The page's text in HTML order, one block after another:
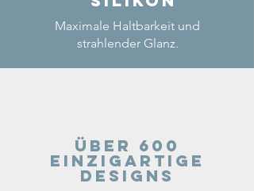
Maximale Haltbarkeit und
strahlender Glanz.
Über 600
einzigartige
Designs